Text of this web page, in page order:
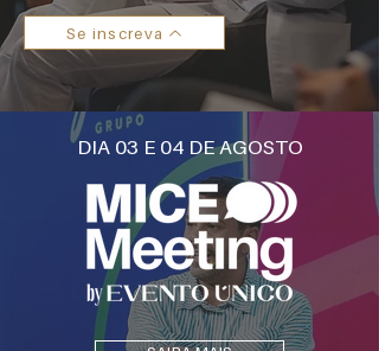
Se inscreva
DIA 03 E 04 DE AGOSTO